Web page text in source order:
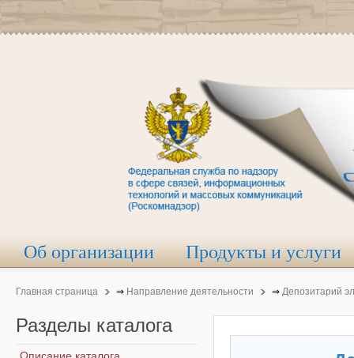
Об организации Продукты и услуги
Главная страница ⇒ Направление деятельности ⇒ Депозитарий
Разделы каталога